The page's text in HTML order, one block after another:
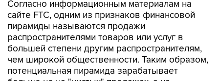
пирамиды называются продажи
распространителями товаров или услуг в
большей степени другим распространителям,
чем широкой общественности. Таким образом,
потенциальная пирамида зарабатывает
больше не на "чистых" продажах, а на
привлечении новых кадров.